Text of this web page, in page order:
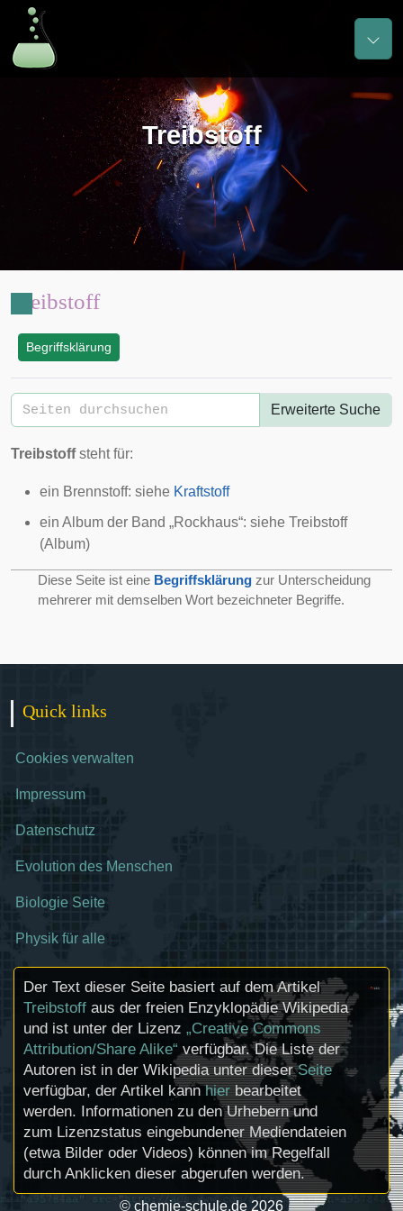
Treibstoff
Treibstoff
Begriffsklärung
Erweiterte Suche
Treibstoffsteht für:
ein Brennstoff: siehe Kraftstoff
ein Album der Band „Rockhaus“: siehe Treibstoff
(Album)
Diese Seite ist eine Begriffsklärung zur Unterscheidung
mehrerer mit demselben Wort bezeichneter Begriffe.
Quick links
Cookies verwalten
Impressum
Datenschutz
Evolution des Menschen
Biologie Seite
Physik für alle
Der Text dieser Seite basiert auf dem Artikel
Treibstoff aus der freien Enzyklopädie Wikipedia
und ist unter der Lizenz „Creative Commons
Attribution/Share Alike“ verfügbar. Die Liste der
Autoren ist in der Wikipedia unter dieserSeite
verfügbar, der Artikel kannhierbearbeitet
werden. Informationen zu den Urhebern und
zum Lizenzstatus eingebundener Mediendateien
(etwa Bilder oder Videos) können im Regelfall
durch Anklicken dieser abgerufen werden.
© chemie-schule.de 2026